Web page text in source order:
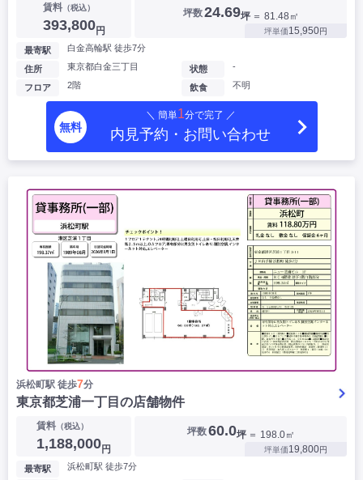
賃料（税込）
393,800円
坪数24.69坪 ＝ 81.48㎡
坪単価15,950円
最寄駅 白金高輪駅 徒歩7分
住所 東京都白金三丁目
フロア 2階
状態 -
飲食 不明
無料
＼ 簡単1分で完了 ／
内見予約・お問い合わせ
浜松町駅 徒歩7分
東京都芝浦一丁目の店舗物件
賃料 （税込）
1,188,000円
坪数60.0坪 ＝ 198.0㎡
坪単価19,800円
最寄駅 浜松町駅 徒歩7分